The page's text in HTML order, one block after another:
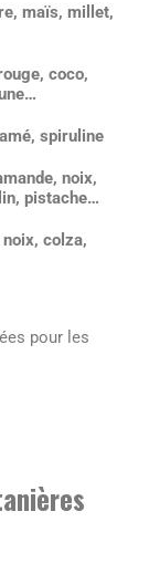
maïs, millet,
coco,
spiruline
noix,
pistache…
colza,
pour les